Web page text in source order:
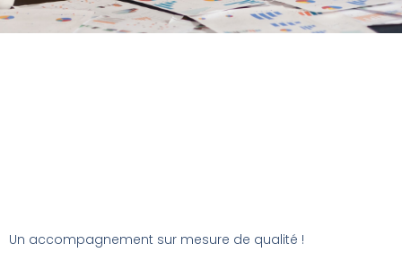
Un accompagnement sur mesure de qualité !